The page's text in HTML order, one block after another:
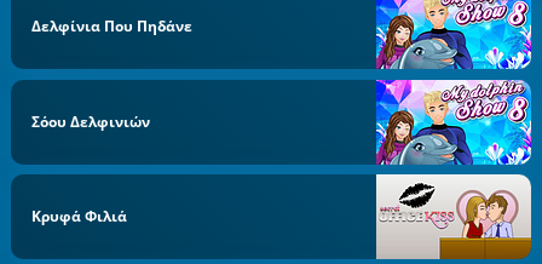
Δελφίνια Που Πηδάνε
Σόου Δελφινιών
Κρυφά Φιλιά